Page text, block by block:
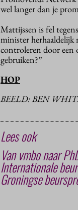
wel langer dan je
Mattijssen is fel
minister herhaaldelijk
controleren door een
gebruiken?”
HOP
BEELD: BEN
Lees ook
Van vmbo naar
Internationale
Groningse